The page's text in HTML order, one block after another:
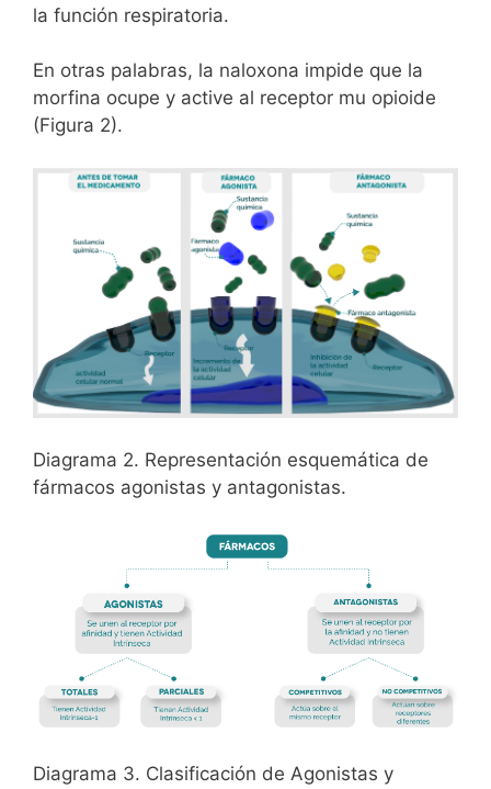
la función respiratoria.
En otras palabras, la naloxona impide que la
morfina ocupe y active al receptor mu opioide
(Figura 2).
Diagrama 2. Representación esquemática de
fármacos agonistas y antagonistas.
Diagrama 3. Clasificación de Agonistas y